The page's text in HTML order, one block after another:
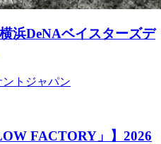
浜DeNAベイスターズデ
ントジャパン
FACTORY」】2026